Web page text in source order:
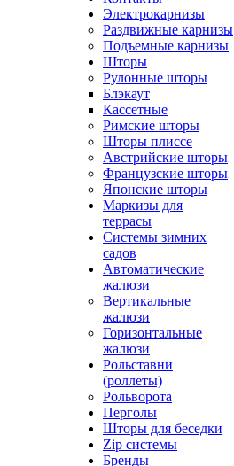
Электрокарнизы
Раздвижные карнизы
Подъемные карнизы
Шторы
Рулонные шторы
Блэкаут
Кассетные
Римские шторы
Шторы плиссе
Австрийские шторы
Французские шторы
Японские шторы
Маркизы для
террасы
Системы зимних
садов
Автоматические
жалюзи
Вертикальные
жалюзи
Горизонтальные
жалюзи
Рольставни
(роллеты)
Рольворота
Перголы
Шторы для беседки
Zip системы
Бренды